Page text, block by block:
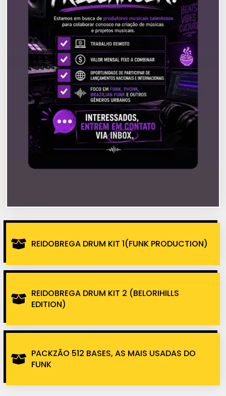
REIDOBREGA DRUM KIT 1(FUNK PRODUCTION)
REIDOBREGA DRUM KIT 2 (BELORIHILLS
EDITION)
PACKZÃO 512 BASES, AS MAIS USADAS DO
FUNK